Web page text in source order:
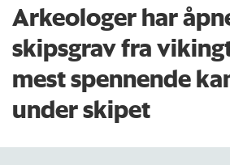
Arkeologer har
skipsgrav fra
mest spennende
under skipet